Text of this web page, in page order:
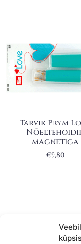
Tarvik Prym
magnetiga
€9,80